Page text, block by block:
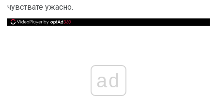
чувствате ужасно.
ad